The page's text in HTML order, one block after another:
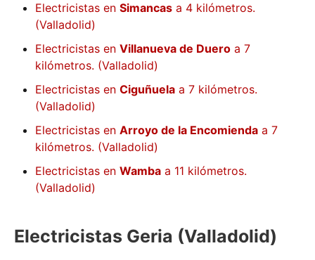
Electricistas en Simancas a 4 kilómetros.
(Valladolid)
Electricistas en Villanueva de Duero a 7
kilómetros. (Valladolid)
Electricistas en Ciguñuela a 7 kilómetros.
(Valladolid)
Electricistas en Arroyo de la Encomienda a 7
kilómetros. (Valladolid)
Electricistas en Wamba a 11 kilómetros.
(Valladolid)
Electricistas Geria (Valladolid)